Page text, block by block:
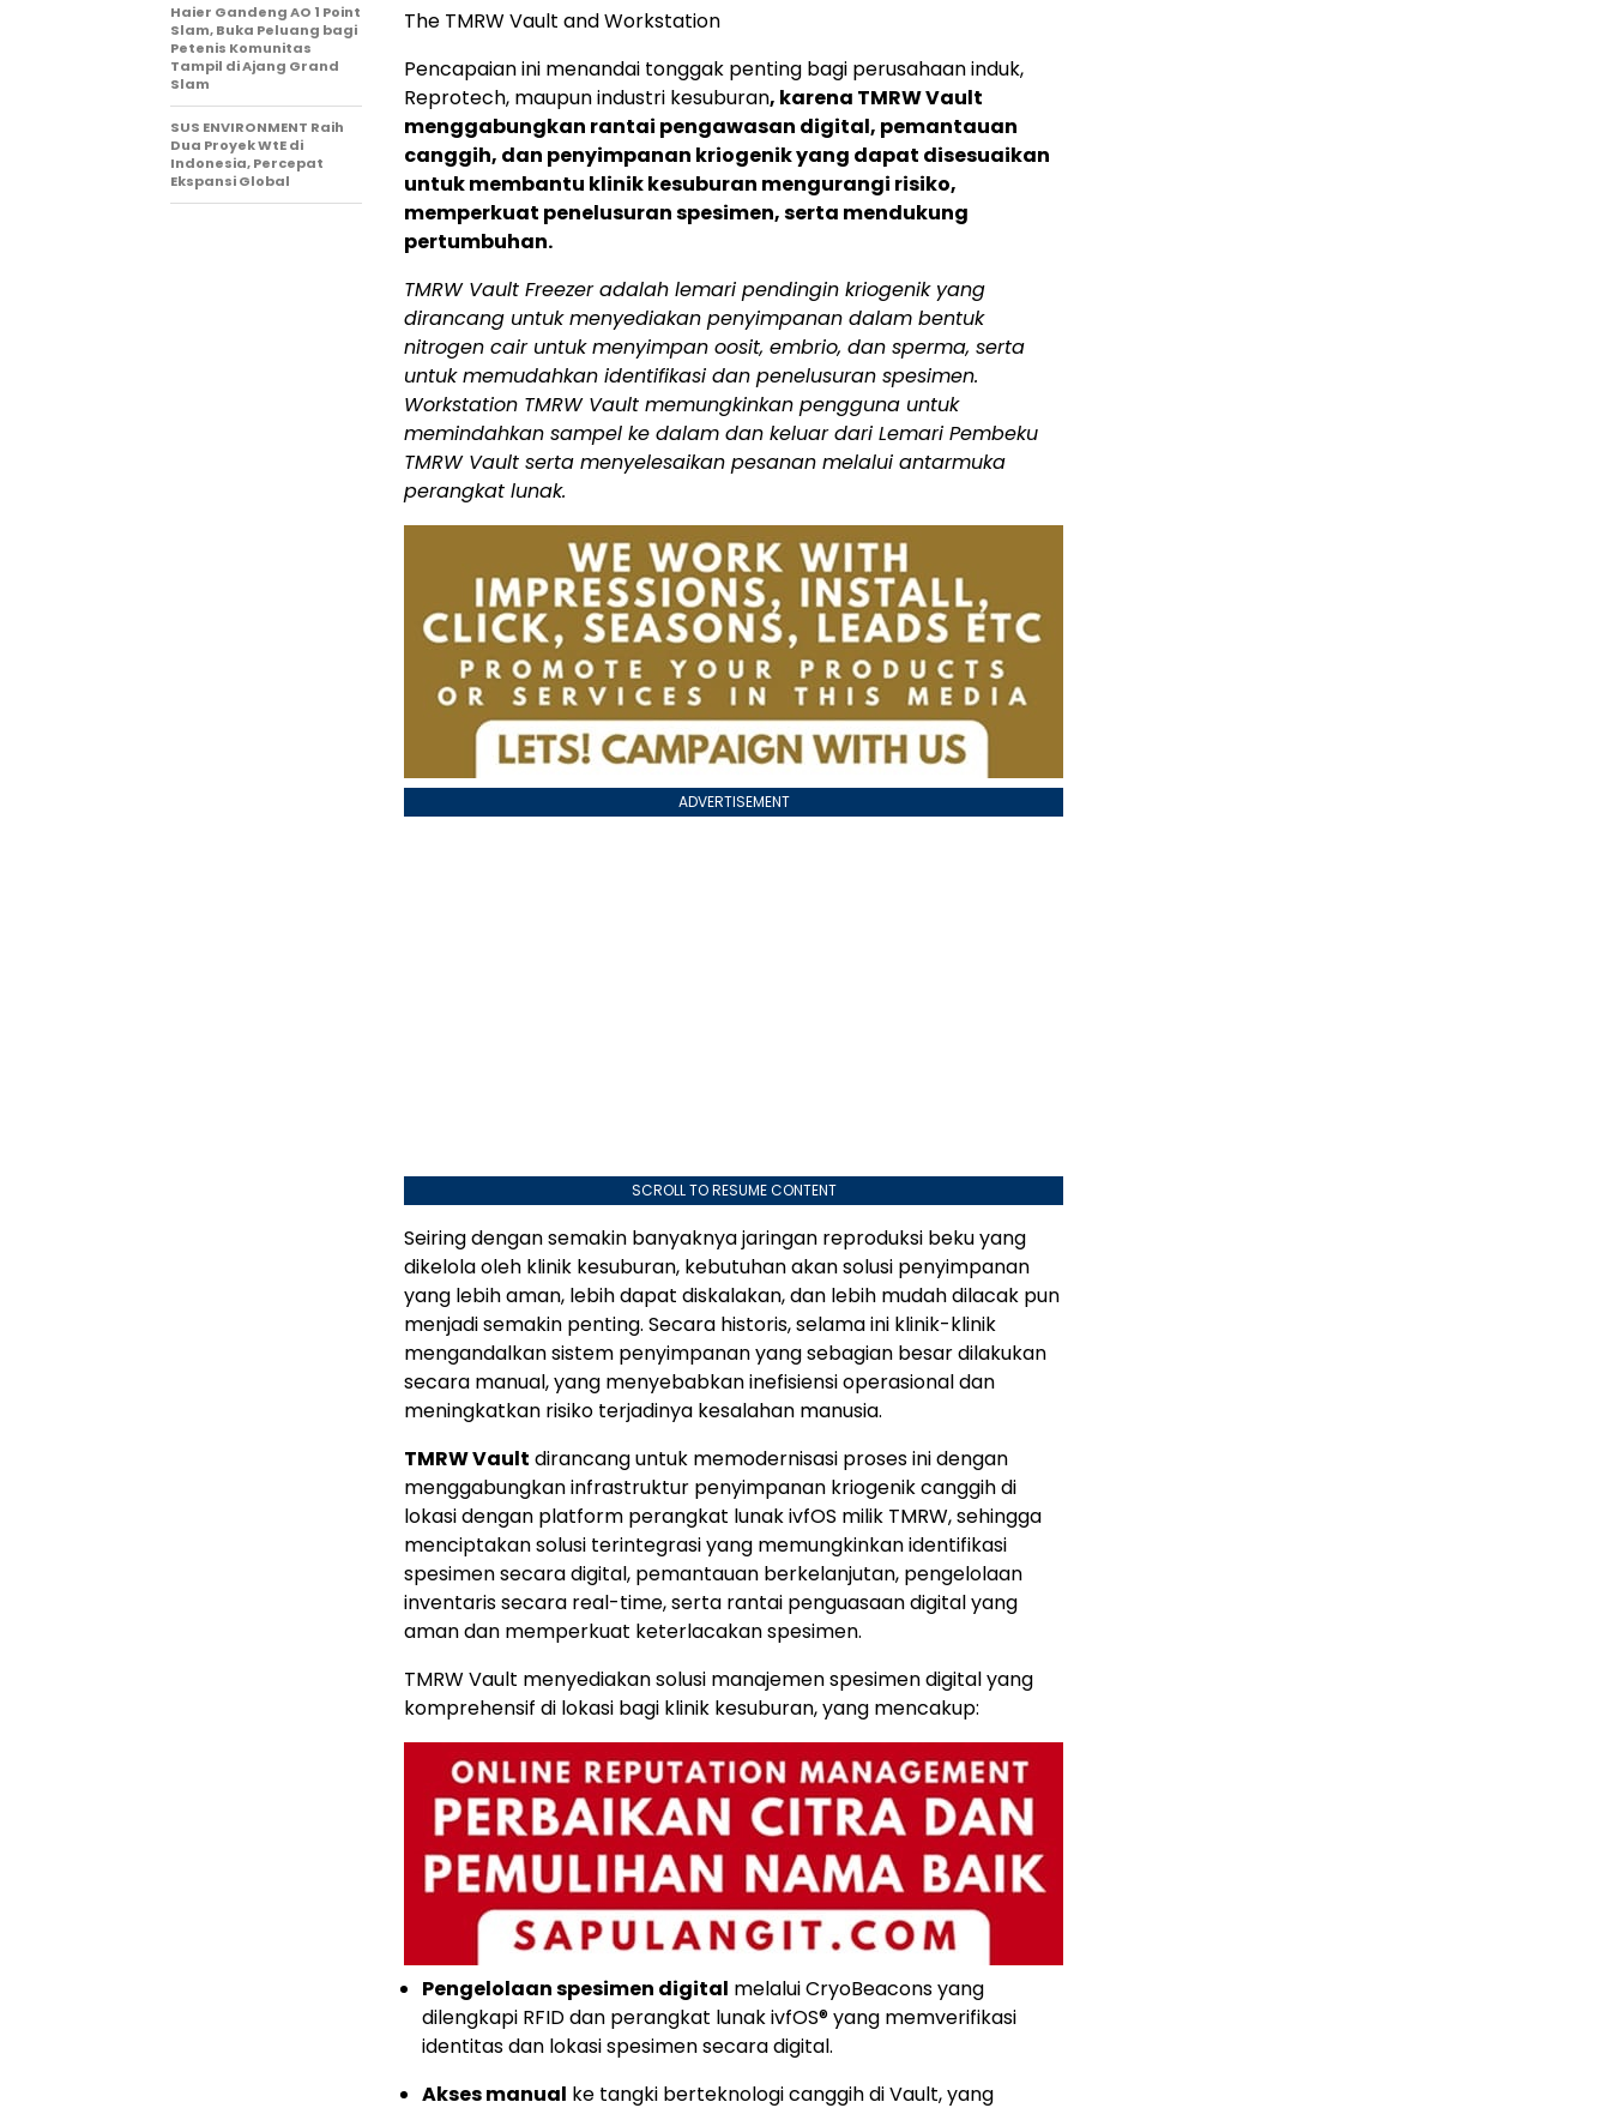
The TMRW Vault and Workstation
Pencapaian ini menandai tonggak penting bagi perusahaan induk,
Reprotech, maupun industri kesuburan, karena TMRW Vault
menggabungkan rantai pengawasan digital, pemantauan
canggih, dan penyimpanan kriogenik yang dapat disesuaikan
untuk membantu klinik kesuburan mengurangi risiko,
memperkuat penelusuran spesimen, serta mendukung
pertumbuhan.
TMRW Vault Freezer adalah lemari pendingin kriogenik yang
dirancang untuk menyediakan penyimpanan dalam bentuk
nitrogen cair untuk menyimpan oosit, embrio, dan sperma, serta
untuk memudahkan identifikasi dan penelusuran spesimen.
Workstation TMRW Vault memungkinkan pengguna untuk
memindahkan sampel ke dalam dan keluar dari Lemari Pembeku
TMRW Vault serta menyelesaikan pesanan melalui antarmuka
perangkat lunak.
ADVERTISEMENT
SCROLL TO RESUME CONTENT
Seiring dengan semakin banyaknya jaringan reproduksi beku yang
dikelola oleh klinik kesuburan, kebutuhan akan solusi penyimpanan
yang lebih aman, lebih dapat diskalakan, dan lebih mudah dilacak pun
menjadi semakin penting. Secara historis, selama ini klinik-klinik
mengandalkan sistem penyimpanan yang sebagian besar dilakukan
secara manual, yang menyebabkan inefisiensi operasional dan
meningkatkan risiko terjadinya kesalahan manusia.
TMRW Vault dirancang untuk memodernisasi proses ini dengan
menggabungkan infrastruktur penyimpanan kriogenik canggih di
lokasi dengan platform perangkat lunak ivfOS milik TMRW, sehingga
menciptakan solusi terintegrasi yang memungkinkan identifikasi
spesimen secara digital, pemantauan berkelanjutan, pengelolaan
inventaris secara real-time, serta rantai penguasaan digital yang
aman dan memperkuat keterlacakan spesimen.
TMRW Vault menyediakan solusi manajemen spesimen digital yang
komprehensif di lokasi bagi klinik kesuburan, yang mencakup:
Pengelolaan spesimen digital melalui CryoBeacons yang
dilengkapi RFID dan perangkat lunak ivfOS® yang memverifikasi
identitas dan lokasi spesimen secara digital.
Akses manual ke tangki berteknologi canggih di Vault, yang
Haier Gandeng AO 1 Point
Slam, Buka Peluang bagi
Petenis Komunitas
Tampil di Ajang Grand
Slam
SUS ENVIRONMENT Raih
Dua Proyek WtE di
Indonesia, Percepat
Ekspansi Global